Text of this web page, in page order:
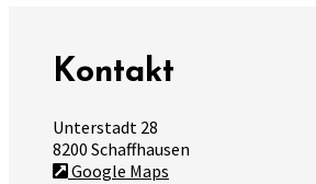
Kontakt
Unterstadt 28
8200 Schaffhausen
Google Maps